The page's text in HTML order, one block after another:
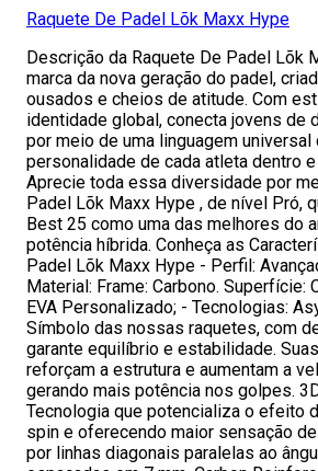
Raquete De Padel Lõk Maxx Hype
Descrição da Raquete De Padel Lõk
marca da nova geração do padel,
ousados e cheios de atitude. Com
identidade global, conecta jovens de
por meio de uma linguagem
personalidade de cada atleta dentro
Aprecie toda essa diversidade por
Padel Lõk Maxx Hype , de nível Pró,
Best 25 como uma das melhores do
potência híbrida. Conheça as
Padel Lõk Maxx Hype - Perfil:
Material: Frame: Carbono. Superfície:
EVA Personalizado; - Tecnologias:
Símbolo das nossas raquetes, com
garante equilíbrio e estabilidade.
reforçam a estrutura e aumentam a
gerando mais potência nos golpes.
Tecnologia que potencializa o efeito
spin e oferecendo maior sensação
por linhas diagonais paralelas ao